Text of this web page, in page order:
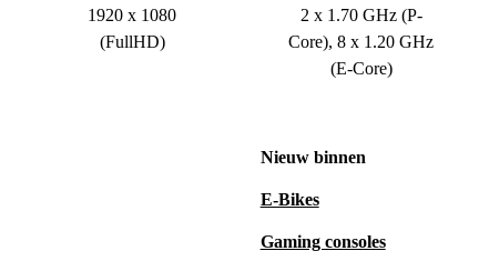
1920 x 1080
(FullHD)
2 x 1.70 GHz (P-
Core), 8 x 1.20 GHz
(E-Core)
Nieuw binnen
E-Bikes
Gaming consoles